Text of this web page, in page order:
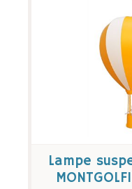
Lampe